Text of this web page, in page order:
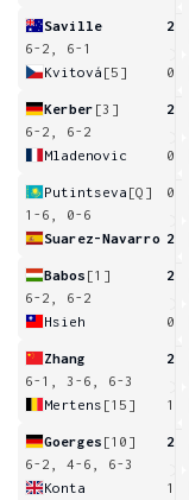
Saville
2
6-2, 6-1
Kvitová [5] 0
Kerber [3]
2
6-2, 6-2
Mladenovic
0
Putintseva [Q]
0
1-6, 0-6
Suarez-Navarro 2
Babos [1]
2
6-2, 6-2
Hsieh
0
Zhang
2
6-1, 3-6, 6-3
Mertens [15] 1
Goerges [10]
2
6-2, 4-6, 6-3
Konta
1